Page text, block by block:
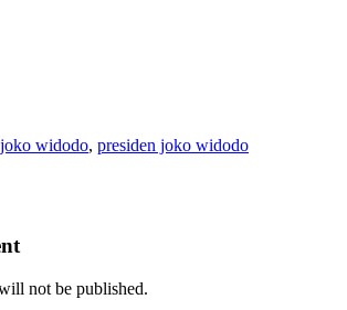
joko widodo, presiden joko widodo
not be published.